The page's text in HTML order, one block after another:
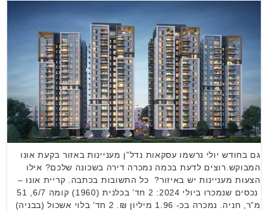
גם בחודש יולי נרשמו עסקאות נדל”ן מעניינות באזור בקעת אונו
המבוקש.רוצים לדעת בכמה נמכרה דירה בשכונה שלכם? אילו
הצעות מעניינות יש באיזור? כל התשובות בכתבה. קריית אונו –
נכסים שנמכרו ביולי 2024: 2 חד’ בכלנית (1960) קומה 6/7, 51
מ”ר, חניה. נמכרה בכ- 1.96 מיליון ₪. 2 חד’ בלוי אשכול (בבניה)